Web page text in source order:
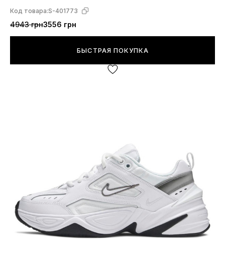
Код товара:S-401773
4943 грн3556 грн
БЫСТРАЯ ПОКУПКА